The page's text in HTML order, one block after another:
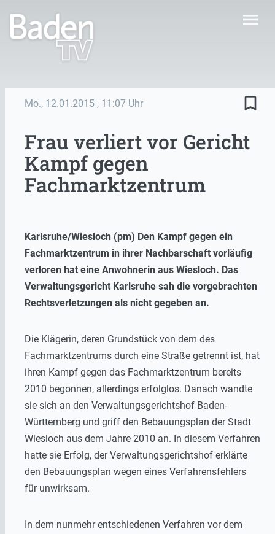
menu
Mo., 12.01.2015 , 11:07 Uhr bookmark_border
Frau verliert vor Gericht
Kampf gegen
Fachmarktzentrum
Karlsruhe/Wiesloch (pm) Den Kampf gegen ein
Fachmarktzentrum in ihrer Nachbarschaft vorläufig
verloren hat eine Anwohnerin aus Wiesloch. Das
Verwaltungsgericht Karlsruhe sah die vorgebrachten
Rechtsverletzungen als nicht gegeben an.
Die Klägerin, deren Grundstück von dem des
Fachmarktzentrums durch eine Straße getrennt ist, hat
ihren Kampf gegen das Fachmarktzentrum bereits
2010 begonnen, allerdings erfolglos. Danach wandte
sie sich an den Verwaltungsgerichtshof Baden-
Württemberg und griff den Bebauungsplan der Stadt
Wiesloch aus dem Jahre 2010 an. In diesem Verfahren
hatte sie Erfolg, der Verwaltungsgerichtshof erklärte
den Bebauungsplan wegen eines Verfahrensfehlers
für unwirksam.
In dem nunmehr entschiedenen Verfahren vor dem